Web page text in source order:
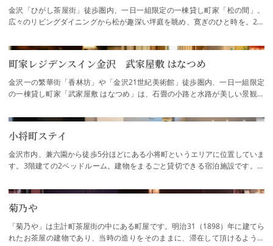
金沢「ひがし茶屋街」徒歩圏内、一日一組限定の一棟貸し町家「松の間」。
広々のリビングダイニングから松が趣深い坪庭を眺め、寛ぎのひと時を。2階
町家レジデンスイン金沢 武家屋敷 はなつめ
金沢一の繁華街「香林坊」や「金沢21世紀美術館」徒歩圏内、一日一組限定
の一棟貸し町家「武家屋敷 はなつめ」は、石畳の小路と水路が美しい景観を
小将町ステイ
金沢市内、兼六園から徒歩5分ほどにある小将町というエリアに位置していま
す。3階建ての2ベッドルーム。建物をまるごと貸切できる宿泊施設です。最
菊乃や
「菊乃や」は主計町茶屋街の中にある町屋です。明治31（1898）年に建てら
れたお茶屋の建物であり、当時の造りをそのままに、滞在して頂けるよう改